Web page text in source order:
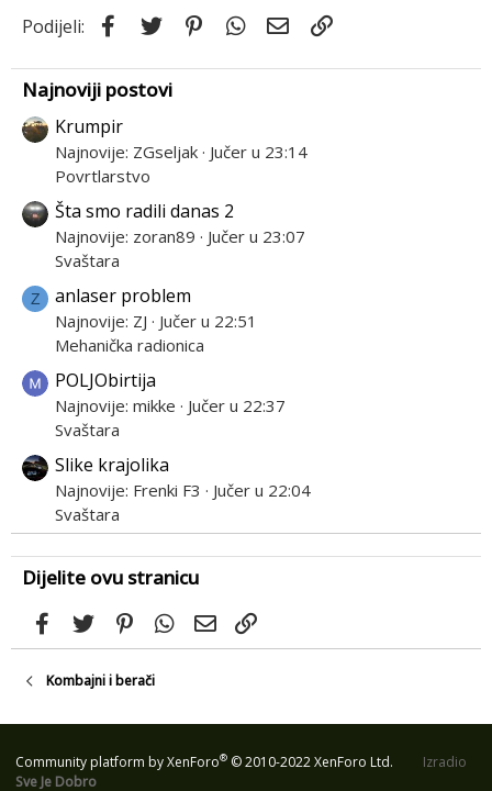
Podijeli: Facebook
Twitter PinterestWhatsApp
Email
Najnoviji postovi
Krumpir
Najnovije: ZGseljak Jučer u 23:14
Povrtlarstvo
Šta smo radili danas 2
Najnovije: zoran89
Jučer u 23:07
Svaštara
Z anlaser problem
Najnovije: ZJ
Jučer u 22:51
Mehanička radionica
POLJObirtija
Najnovije: mikke
Jučer u 22:37
Svaštara
Slike krajolika
Najnovije: Frenki F3
Jučer u 22:04
Svaštara
Dijelite ovu stranicu
FacebookTwitterPinterestWhatsApp
Email
Kombajni i berači
Community platform by XenForo® © 2010-2022 XenForo Ltd.
Izradio
Sve Je Dobro